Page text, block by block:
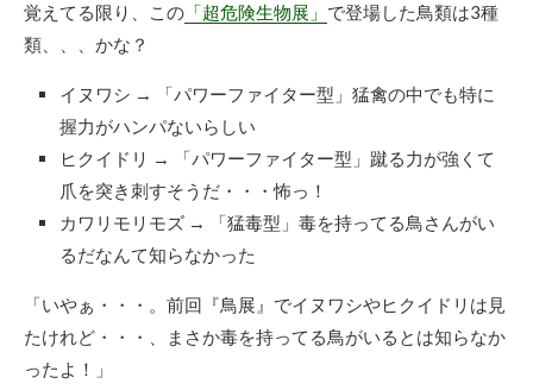
覚えてる限り、この 「超危険生物展」 で登場した鳥類は3種
類、、、かな？
イヌワシ → 「パワーファイター型」猛禽の中でも特に
握力がハンパないらしい
ヒクイドリ → 「パワーファイター型」蹴る力が強くて
爪を突き刺すそうだ・・・怖っ！
カワリモリモズ → 「猛毒型」毒を持ってる鳥さんがい
るだなんて知らなかった
「いやぁ・・・。前回『鳥展』でイヌワシやヒクイドリは見
たけれど・・・、まさか毒を持ってる鳥がいるとは知らなか
ったよ！」